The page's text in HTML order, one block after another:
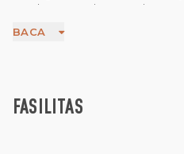
untuk pengembangan dan
perlu repot melakukan
impian Anda di tengah
Jangan lewatkan peluang
BACA
FASILITAS